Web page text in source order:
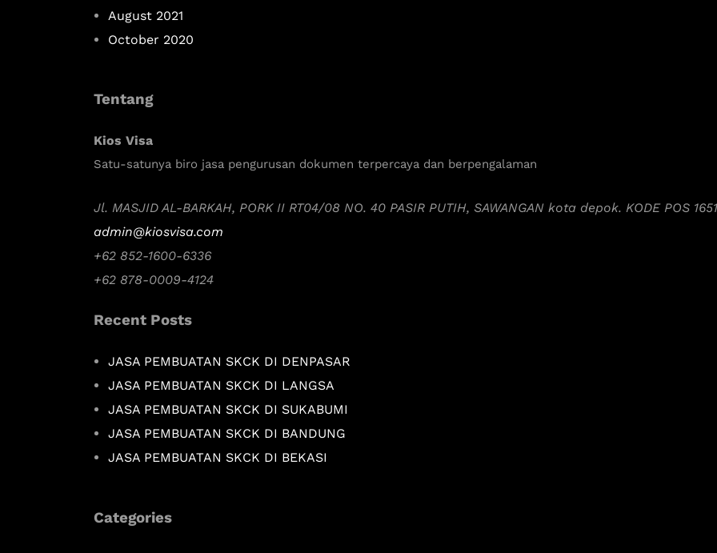
August 2021
October 2020
Tentang
Kios Visa
Satu-satunya biro jasa pengurusan dokumen terpercaya dan berpengalaman
Jl. MASJID AL-BARKAH, PORK II RT04/08 NO. 40 PASIR PUTIH, SAWANGAN kota depok. KODE POS
admin@kiosvisa.com
+62 852-1600-6336
+62 878-0009-4124
Recent Posts
JASA PEMBUATAN SKCK DI DENPASAR
JASA PEMBUATAN SKCK DI LANGSA
JASA PEMBUATAN SKCK DI SUKABUMI
JASA PEMBUATAN SKCK DI BANDUNG
JASA PEMBUATAN SKCK DI BEKASI
Categories